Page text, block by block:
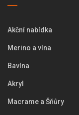
Akční nabídka
Merino a vlna
Bavlna
Akryl
Macrame a Šňůry